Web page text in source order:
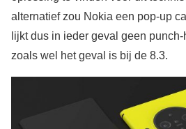
alternatief zou Nokia een pop-up
lijkt dus in ieder geval geen
zoals wel het geval is bij de 8.3.